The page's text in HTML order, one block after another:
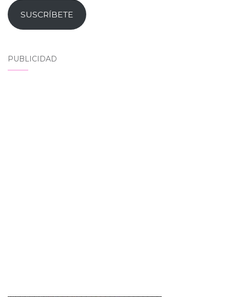
SUSCRÍBETE
PUBLICIDAD